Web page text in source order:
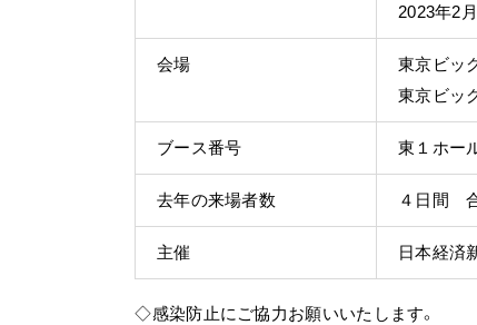
2023年2月
会場
東京ビッ
東京ビッ
ブース番号 東１ホー
去年の来場者数 ４日間
主催 日本経済
◇感染防止にご協力お願いいたします。